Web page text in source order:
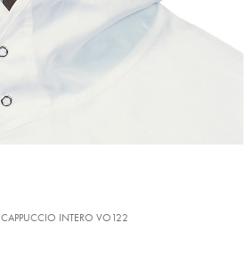
CAPPUCCIO INTERO VO122